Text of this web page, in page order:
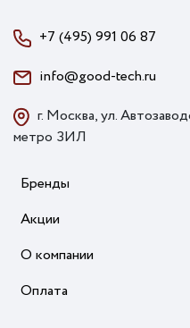
+7 (495) 991 06 87
info@good-tech.ru
г. Москва, ул.
метро ЗИЛ
Бренды
Акции
О компании
Оплата